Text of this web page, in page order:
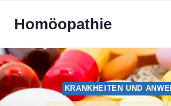
InhaltHomöopathie
KRANKHEITEN UND